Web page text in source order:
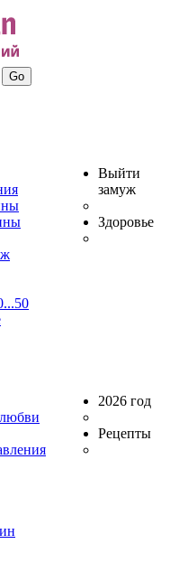
Go
Выйти
замуж
Здоровье
2026 год
Рецепты